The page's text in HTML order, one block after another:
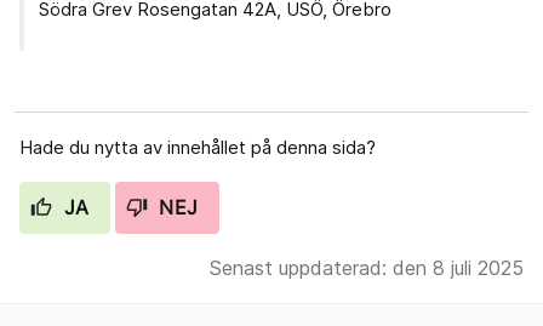
Södra Grev Rosengatan 42A, USÖ, Örebro
Hade du nytta av innehållet på denna sida?
JA NEJ
Senast uppdaterad: den 8 juli 2025